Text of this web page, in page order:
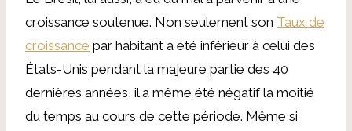
croissance soutenue. Non seulement son Taux de
croissance par habitant a été inférieur à celui des
États-Unis pendant la majeure partie des 40
dernières années, il a même été négatif la moitié
du temps au cours de cette période. Même si